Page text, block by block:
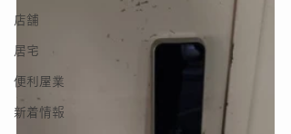
店舗
居宅
便利屋業
新着情報